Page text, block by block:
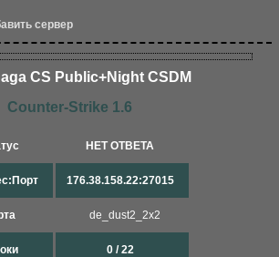
сервер
CS Public+Night CSDM
Counter-Strike 1.6
НЕТ ОТВЕТА
176.38.158.22:27015
de_dust2_2x2
0 / 22